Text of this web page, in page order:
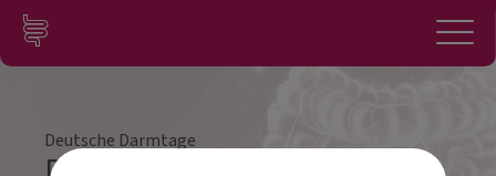
Zum Inhalt springen
Konto
Deutsche Darmtage